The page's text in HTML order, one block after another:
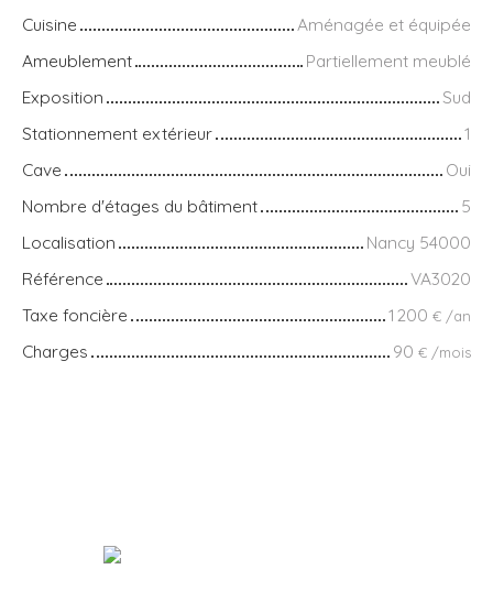
Cuisine
Aménagée et équipée
Ameublement
Partiellement meublé
Exposition
Sud
Stationnement extérieur
1
Cave
Oui
Nombre d'étages du bâtiment
5
Localisation
Nancy 54000
Référence
VA3020
Taxe foncière
1 200 € /an
Charges 90 € /mois